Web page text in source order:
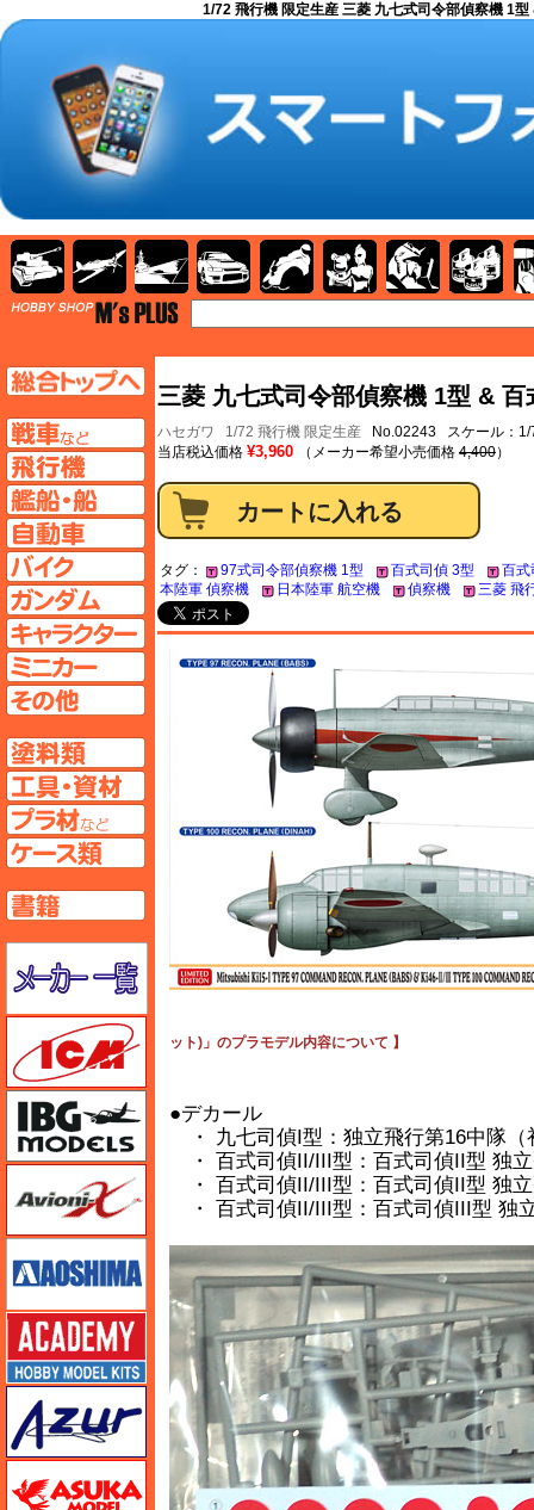
1/72 飛行機 限定生産 三菱 九七式司令部偵察機 1
三菱 九七式司令部偵察機 1型 &
ハセガワ 1/72 飛行機 限定生産 No.02243 スケール：1/
当店税込価格 ¥3,960 （メーカー希望小売価格 4,400）
タグ： 97式司令部偵察機 1型 百式司偵 3型
百式
本陸軍 偵察機
日本陸軍 航空機 偵察機 三菱 飛
ット)」のプラモデル内容について 】
●デカール
・ 九七司偵I型：独立飛行第16中隊（
・ 百式司偵II/III型：百式司偵II型 独
・ 百式司偵II/III型：百式司偵II型 独
・ 百式司偵II/III型：百式司偵III型 独
AFV
飛行機ページへ
艦船ページへ
自動車ページへ
バイクページへ
ガンダムページへ
キャラクターページへ
ミニカーページへ
書籍ページへ
メーカー一覧のページはこちら
Avioni-X（アヴィオニクス）
アオシマ
アカデミー
アズール
アスカモデル
AFV 飛行機 艦船 自動車 バイク キャラクターガンダム 塗料